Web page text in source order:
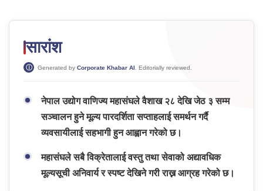
सारांश
Generated by Corporate Khabar AI . Editorially reviewed.
नेपाल उद्योग वाणिज्य महासंघले वैशाख २८ देखि जेठ ३ सम्म
सञ्चालन हुने मूल्य पारदर्शिता सप्ताहलाई समर्थन गर्दै
व्यवसायीलाई सहभागी हुन आह्वान गरेको छ।
महासंघले सबै विक्रेतालाई वस्तु तथा सेवाको अद्यावधिक
मूल्यसूची अनिवार्य र स्पष्ट देखिने गरी राख्न आग्रह गरेको छ।